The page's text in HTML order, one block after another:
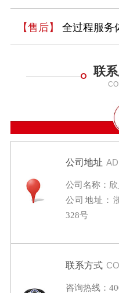
【售后】 全过程服务
联
公司地址
公司名称：
公司地址：
328号
联系方式
咨询热线：